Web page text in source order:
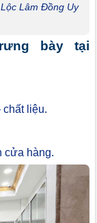
Lâm Đồng Uy
bày tại
liệu.
cửa hàng.